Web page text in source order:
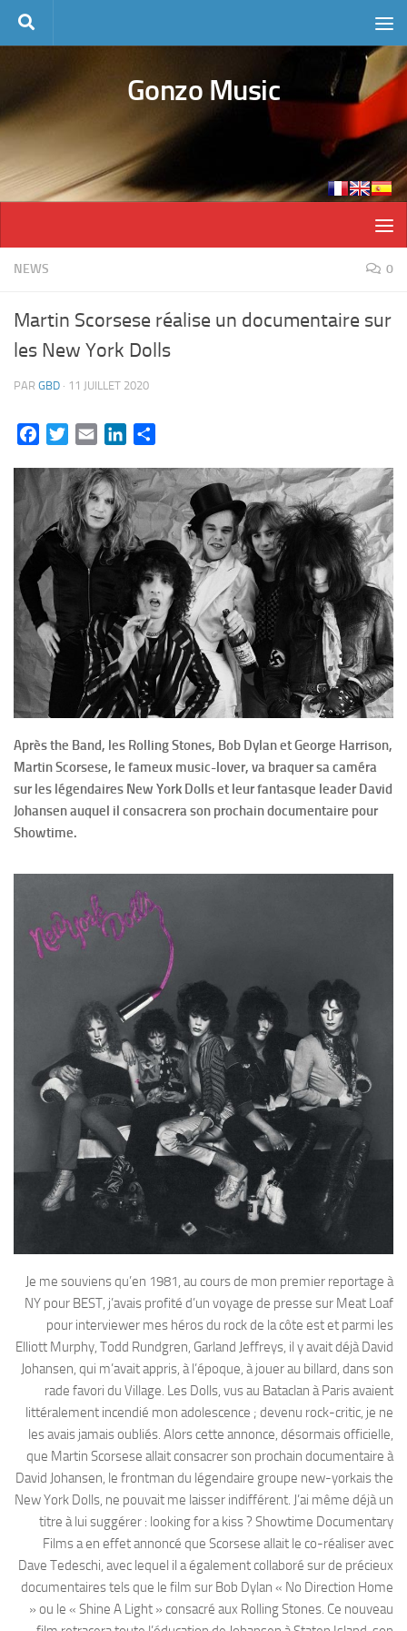
Skip to content
Gonzo Music
NEWS 0
Martin Scorsese réalise un documentaire sur
les New York Dolls
PAR GBD · 11 JUILLET 2020
FacebookTwitterEmail LinkedIn
Après the Band, les Rolling Stones, Bob Dylan et George Harrison,
Martin Scorsese, le fameux music-lover, va braquer sa caméra
sur les légendaires New York Dolls et leur fantasque leader David
Johansen auquel il consacrera son prochain documentaire pour
Showtime.
Je me souviens qu’en 1981, au cours de mon premier reportage à
NY pour BEST, j’avais profité d’un voyage de presse sur Meat Loaf
pour interviewer mes héros du rock de la côte est et parmi les
Elliott Murphy, Todd Rundgren, Garland Jeffreys, il y avait déjà David
Johansen, qui m’avait appris, à l’époque, à jouer au billard, dans son
rade favori du Village. Les Dolls, vus au Bataclan à Paris avaient
littéralement incendié mon adolescence ; devenu rock-critic, je ne
les avais jamais oubliés. Alors cette annonce, désormais officielle,
que Martin Scorsese allait consacrer son prochain documentaire à
David Johansen, le frontman du légendaire groupe new-yorkais the
New York Dolls, ne pouvait me laisser indifférent. J’ai même déjà un
titre à lui suggérer : looking for a kiss ? Showtime Documentary
Films a en effet annoncé que Scorsese allait le co-réaliser avec
Dave Tedeschi, avec lequel il a également collaboré sur de précieux
documentaires tels que le film sur Bob Dylan « No Direction Home
» ou le « Shine A Light » consacré aux Rolling Stones. Ce nouveau